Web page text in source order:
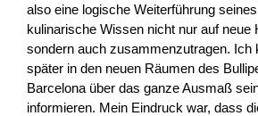
also eine logische Weiterführung
kulinarische Wissen nicht nur auf neue
sondern auch zusammenzutragen. Ich
später in den neuen Räumen des
Barcelona über das ganze Ausmaß
informieren. Mein Eindruck war, dass